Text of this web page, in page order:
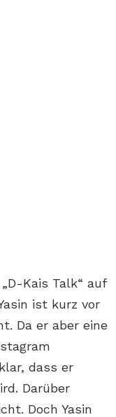
Kais Talk“ auf
ist kurz vor
Da er aber eine
dass er
Darüber
Doch Yasin